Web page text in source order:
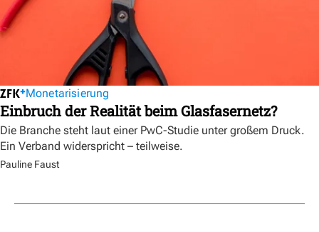
Monetarisierung
Einbruch der Realität beim Glasfasernetz?
Die Branche steht laut einer PwC-Studie unter großem Druck.
Ein Verband widerspricht – teilweise.
Pauline Faust